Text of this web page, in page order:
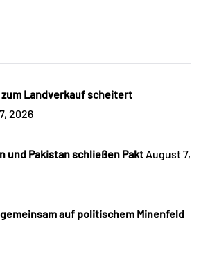
Landverkauf scheitert
2026
und Pakistan schließen Pakt August 7,
auf politischem Minenfeld